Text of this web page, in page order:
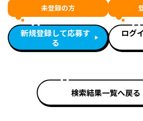
未登録の方
新規登録して応募す
る
ログ
検索結果一覧へ戻る